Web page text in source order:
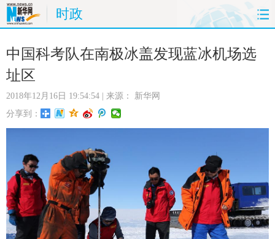
时政
首页 时政 国际 财经
娱乐
时尚 思客
科技 能源
图片 视频 彩票 食品
旅游 健康 信息化 数据
中国科考队在南极冰盖发现蓝冰机场选
址区
2018年12月16日 19:54:54 | 来源： 新华网
分享到：